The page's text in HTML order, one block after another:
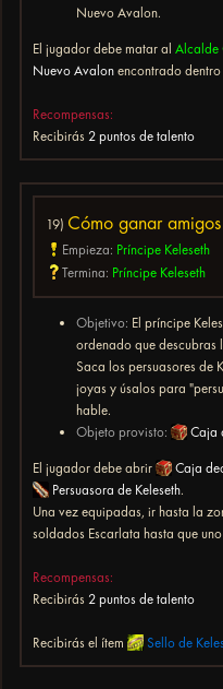
Nuevo Avalon.
El jugador debe matar al Alcalde
Nuevo Avalon encontrado
Recompensas:
Recibirás 2 puntos de talento
19) Cómo ganar
Empieza: Príncipe Keleseth
Termina: Príncipe Keleseth
Objetivo: El príncipe
ordenado que descubras
Saca los persuasores de
joyas y úsalos para
hable.
Objeto provisto:
Caja
El jugador debe abrir Caja
Persuasora de Keleseth.
Una vez equipadas, ir hasta la
soldados Escarlata hasta que
Recompensas:
Recibirás 2 puntos de talento
Recibirás el ítem Sello de